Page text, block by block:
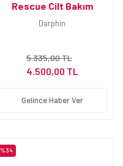
Rescue Cilt Bakım
Serumu 50 ml
Darphin
5.335,00 TL
4.500,00 TL
Gelince Haber Ver
%34